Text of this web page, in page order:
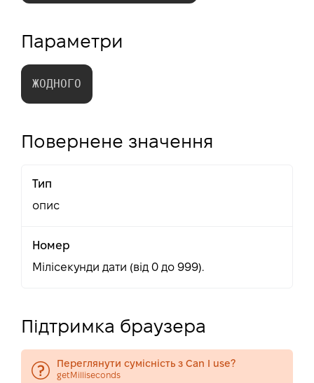
Параметри
ЖОДНОГО
Повернене значення
Тип
опис
Номер
Мілісекунди дати (від 0 до 999).
Підтримка браузера
Переглянути сумісність з Can I use?
getMilliseconds